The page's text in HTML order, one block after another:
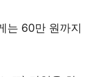
는 60만 원까지